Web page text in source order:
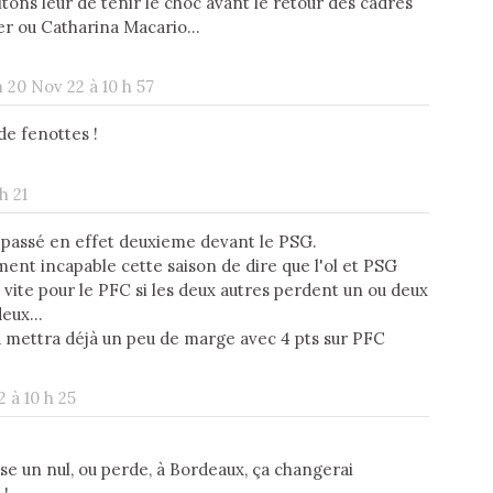
ou Catharina Macario...
20 Nov 22 à 10 h 57
fenottes !
21
en effet deuxieme devant le PSG.
incapable cette saison de dire que l'ol et PSG
pour le PFC si les deux autres perdent un ou deux
déjà un peu de marge avec 4 pts sur PFC
à 10 h 25
un nul, ou perde, à Bordeaux, ça changerai